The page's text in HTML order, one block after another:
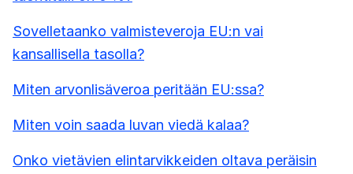
Sovelletaanko valmisteveroja EU:n vai
kansallisella tasolla?
Miten arvonlisäveroa peritään EU:ssa?
Miten voin saada luvan viedä kalaa?
Onko vietävien elintarvikkeiden oltava peräisin